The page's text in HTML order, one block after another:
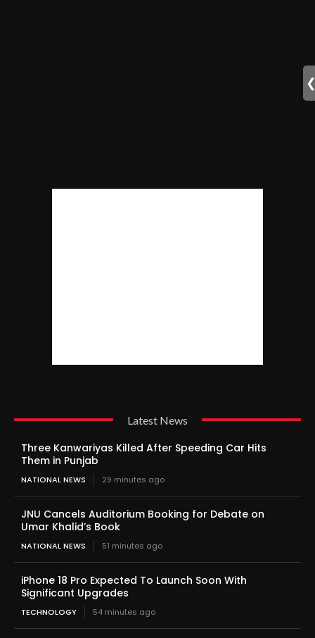
Latest News
Three Kanwariyas Killed After Speeding Car Hits
Them in Punjab
NATIONAL NEWS 29 minutes ago
JNU Cancels Auditorium Booking for Debate on
Umar Khalid’s Book
NATIONAL NEWS 51 minutes ago
iPhone 18 Pro Expected To Launch Soon With
Significant Upgrades
TECHNOLOGY 54 minutes ago